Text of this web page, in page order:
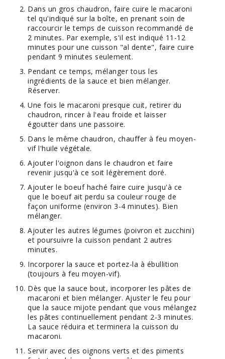
Dans un gros chaudron, faire cuire le macaroni
tel qu'indiqué sur la boîte, en prenant soin de
raccourcir le temps de cuisson recommandé de
2 minutes. Par exemple, s'il est indiqué 11-12
minutes pour une cuisson "al dente", faire cuire
pendant 9 minutes seulement.
Pendant ce temps, mélanger tous les
ingrédients de la sauce et bien mélanger.
Réserver.
Une fois le macaroni presque cuit, retirer du
chaudron, rincer à l'eau froide et laisser
égoutter dans une passoire.
Dans le même chaudron, chauffer à feu moyen-
vif l'huile végétale.
Ajouter l'oignon dans le chaudron et faire
revenir jusqu'à ce soit légèrement doré.
Ajouter le boeuf haché faire cuire jusqu'à ce
que le boeuf ait perdu sa couleur rouge de
façon uniforme (environ 3-4 minutes). Bien
mélanger.
Ajouter les autres légumes (poivron et zucchini)
et poursuivre la cuisson pendant 2 autres
minutes.
Incorporer la sauce et portez-la à ébullition
(toujours à feu moyen-vif).
Dès que la sauce bout, incorporer les pâtes de
macaroni et bien mélanger. Ajuster le feu pour
que la sauce mijote pendant que vous mélangez
les pâtes continuellement pendant 2-3 minutes.
La sauce réduira et terminera la cuisson du
macaroni.
Servir avec des oignons verts et des piments